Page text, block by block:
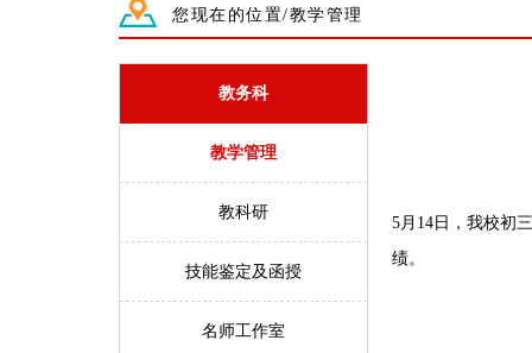
您现在的位置/教学管理
教务科
教学管理
教科研
技能鉴定及函授
名师工作室
5月14日，我校初
绩。